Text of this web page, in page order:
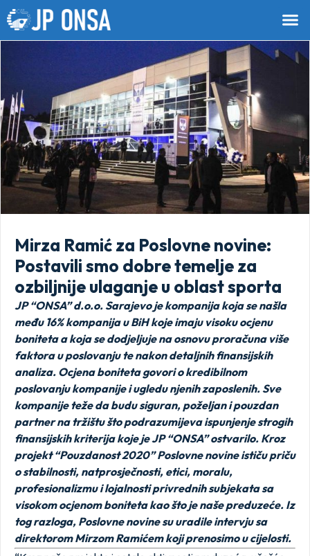
Mirza Ramić za Poslovne novine:
Postavili smo dobre temelje za
ozbiljnije ulaganje u oblast sporta
JP “ONSA” d.o.o. Sarajevo je kompanija koja se našla
među 16% kompanija u BiH koje imaju visoku ocjenu
boniteta a koja se dodjeljuje na osnovu proračuna više
faktora u poslovanju te nakon detaljnih finansijskih
analiza. Ocjena boniteta govori o kredibilnom
poslovanju kompanije i ugledu njenih zaposlenih. Sve
kompanije teže da budu siguran, poželjan i pouzdan
partner na tržištu što podrazumijeva ispunjenje strogih
finansijskih kriterija koje je JP “ONSA” ostvarilo. Kroz
projekt “Pouzdanost 2020” Poslovne novine ističu priču
o stabilnosti, natprosječnosti, etici, moralu,
profesionalizmu i lojalnosti privrednih subjekata sa
visokom ocjenom boniteta kao što je naše preduzeće. Iz
tog razloga, Poslovne novine su uradile intervju sa
direktorom Mirzom Ramićem koji prenosimo u cijelosti.